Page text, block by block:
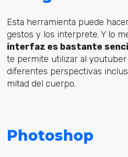
Esta herramienta puede
gestos y los interprete. Y lo
interfaz es bastante
te permite utilizar al
diferentes perspectivas
mitad del cuerpo.
Photoshop